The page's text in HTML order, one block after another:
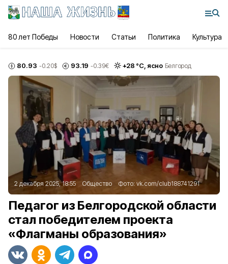
80 лет Победы Новости Статьи Политика Культура
80.93 -0.20$ 93.19 -0.39€ +28 °С, ясно Белгород
2 декабря 2025, 18:55 Общество Фото: vk.com/club188741291
Педагог из Белгородской области
стал победителем проекта
«Флагманы образования»